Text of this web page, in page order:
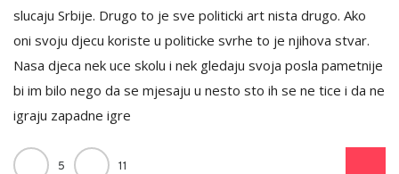
slucaju Srbije. Drugo to je sve politicki art nista drugo. Ako
oni svoju djecu koriste u politicke svrhe to je njihova stvar.
Nasa djeca nek uce skolu i nek gledaju svoja posla pametnije
bi im bilo nego da se mjesaju u nesto sto ih se ne tice i da ne
igraju zapadne igre
5 11